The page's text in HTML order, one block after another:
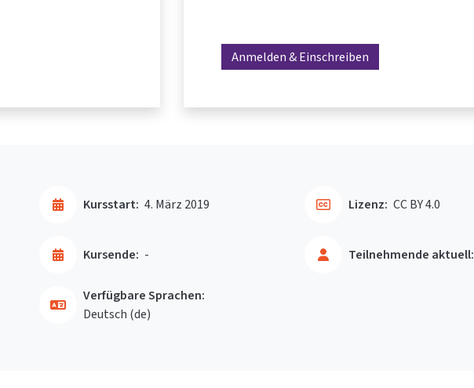
Anmelden & Einschreiben
Kursstart: 4. März 2019
Kursende: - Teilnehmende aktuell:
Lizenz: CC BY 4.0
Verfügbare Sprachen:
Deutsch ‎(de)‎